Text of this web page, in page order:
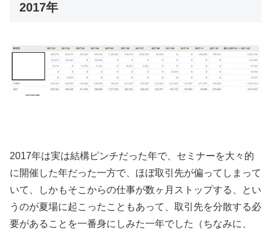
2017年
2017年は実は結構ピンチだった年で、セミナーを大々的
に開催した年だった一方で、ほぼ取引先が偏ってしまって
いて、しかもそこからの仕事が数ヶ月ストップする、とい
うのが夏場に起こったこともあって、取引先を分散する必
要があることを一番身にしみた一年でした（ちなみに、